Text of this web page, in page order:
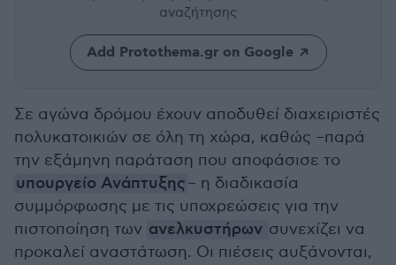
αναζήτησης
Add Protothema.gr on Google
Σε αγώνα δρόμου έχουν αποδυθεί διαχειριστές
πολυκατοικιών σε όλη τη χώρα, καθώς –παρά
την εξάμηνη παράταση που αποφάσισε το
υπουργείο Ανάπτυξης– η διαδικασία
συμμόρφωσης με τις υποχρεώσεις για την
πιστοποίηση των ανελκυστήρων συνεχίζει να
προκαλεί αναστάτωση. Οι πιέσεις αυξάνονται,